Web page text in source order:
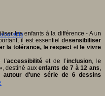
les enfants à la différence - A un
il est essentiel desensibiliser
la tolérance, le respect etle vivre
l’accessibilitéet de l’inclusion, le
destiné auxenfants de 7 à 12 ans,
autour d'une série de 6 dessins